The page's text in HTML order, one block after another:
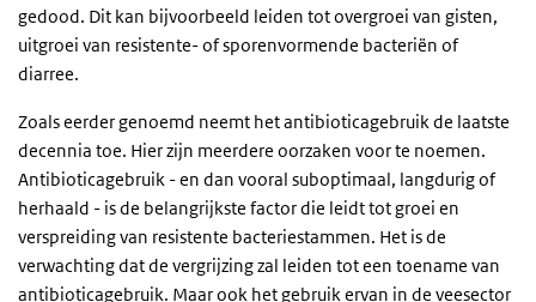
gedood. Dit kan bijvoorbeeld leiden tot overgroei van gisten,
uitgroei van resistente- of sporenvormende bacteriën of
diarree.
Zoals eerder genoemd neemt het antibioticagebruik de laatste
decennia toe. Hier zijn meerdere oorzaken voor te noemen.
Antibioticagebruik - en dan vooral suboptimaal, langdurig of
herhaald - is de belangrijkste factor die leidt tot groei en
verspreiding van resistente bacteriestammen. Het is de
verwachting dat de vergrijzing zal leiden tot een toename van
antibioticagebruik. Maar ook het gebruik ervan in de veesector